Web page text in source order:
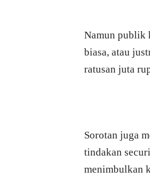
Namun publik
biasa, atau
ratusan juta
Sorotan juga
tindakan
menimbulkan